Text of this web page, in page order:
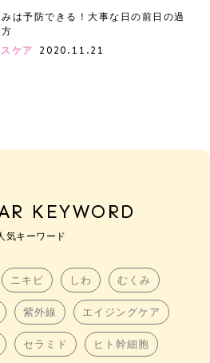
は予防できる！大事な日の前日の過
ケア
2020.11.21
KEYWORD
気キーワード
ニキビ しわ むくみ
紫外線 エイジングケア
セラミド ヒト幹細胞